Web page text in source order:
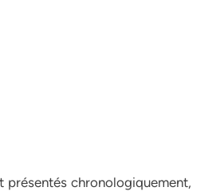
présentés chronologiquement,